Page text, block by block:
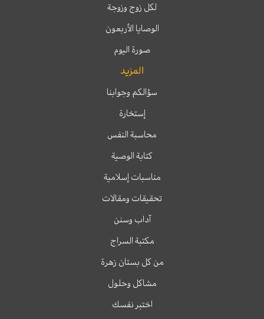
لكل زوج وزوجة
الوصايا الأربعون
صورة اليوم
المزيد
سؤالكم وجوابنا
إستخارة
محاسبة النفس
كتابة الوصية
مناسبات إسلامية
تحقيقات ومقالات
آداب وسنن
مكتبة السراج
من كل بستان زهرة
مشاكل وحلول
اختبر نفسك